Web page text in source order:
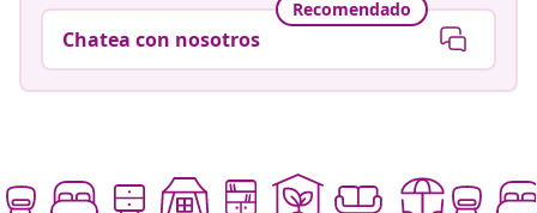
Recomendado
Chatea con nosotros